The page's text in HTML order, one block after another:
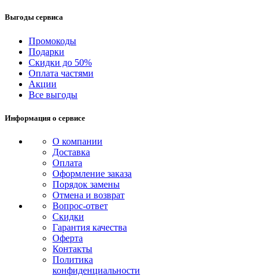
Выгоды сервиса
Промокоды
Подарки
Скидки до 50%
Оплата частями
Акции
Все выгоды
Информация о сервисе
О компании
Доставка
Оплата
Оформление заказа
Порядок замены
Отмена и возврат
Вопрос-ответ
Скидки
Гарантия качества
Оферта
Контакты
Политика
конфиденциальности